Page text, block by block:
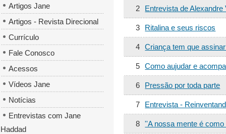
2 Entrevista de
3 Ritalina e seus riscos
4 Criança tem que
5 Como aujudar e
6 Pressão por toda parte
7 Entrevista -
8 ''A nossa mente é
Artigos Jane
Artigos - Revista Direcional
Currículo
Fale Conosco
Acessos
Vídeos Jane
Notícias
Entrevistas com Jane
Haddad